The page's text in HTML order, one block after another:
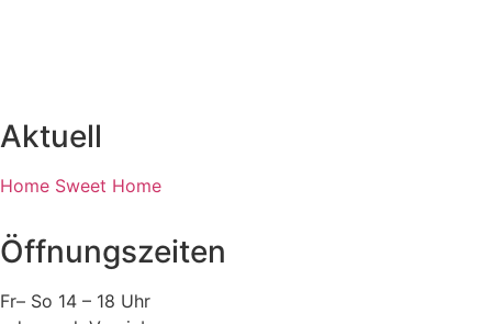
Aktuell
Home Sweet Home
Öffnungszeiten
Fr– So 14 – 18 Uhr